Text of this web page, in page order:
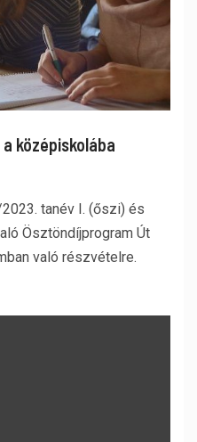
középiskolába
tanév I. (őszi) és
Ösztöndíjprogram Út
való részvételre.